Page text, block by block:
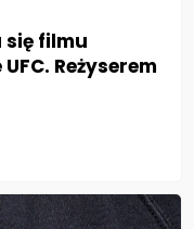
się filmu
Reżyserem